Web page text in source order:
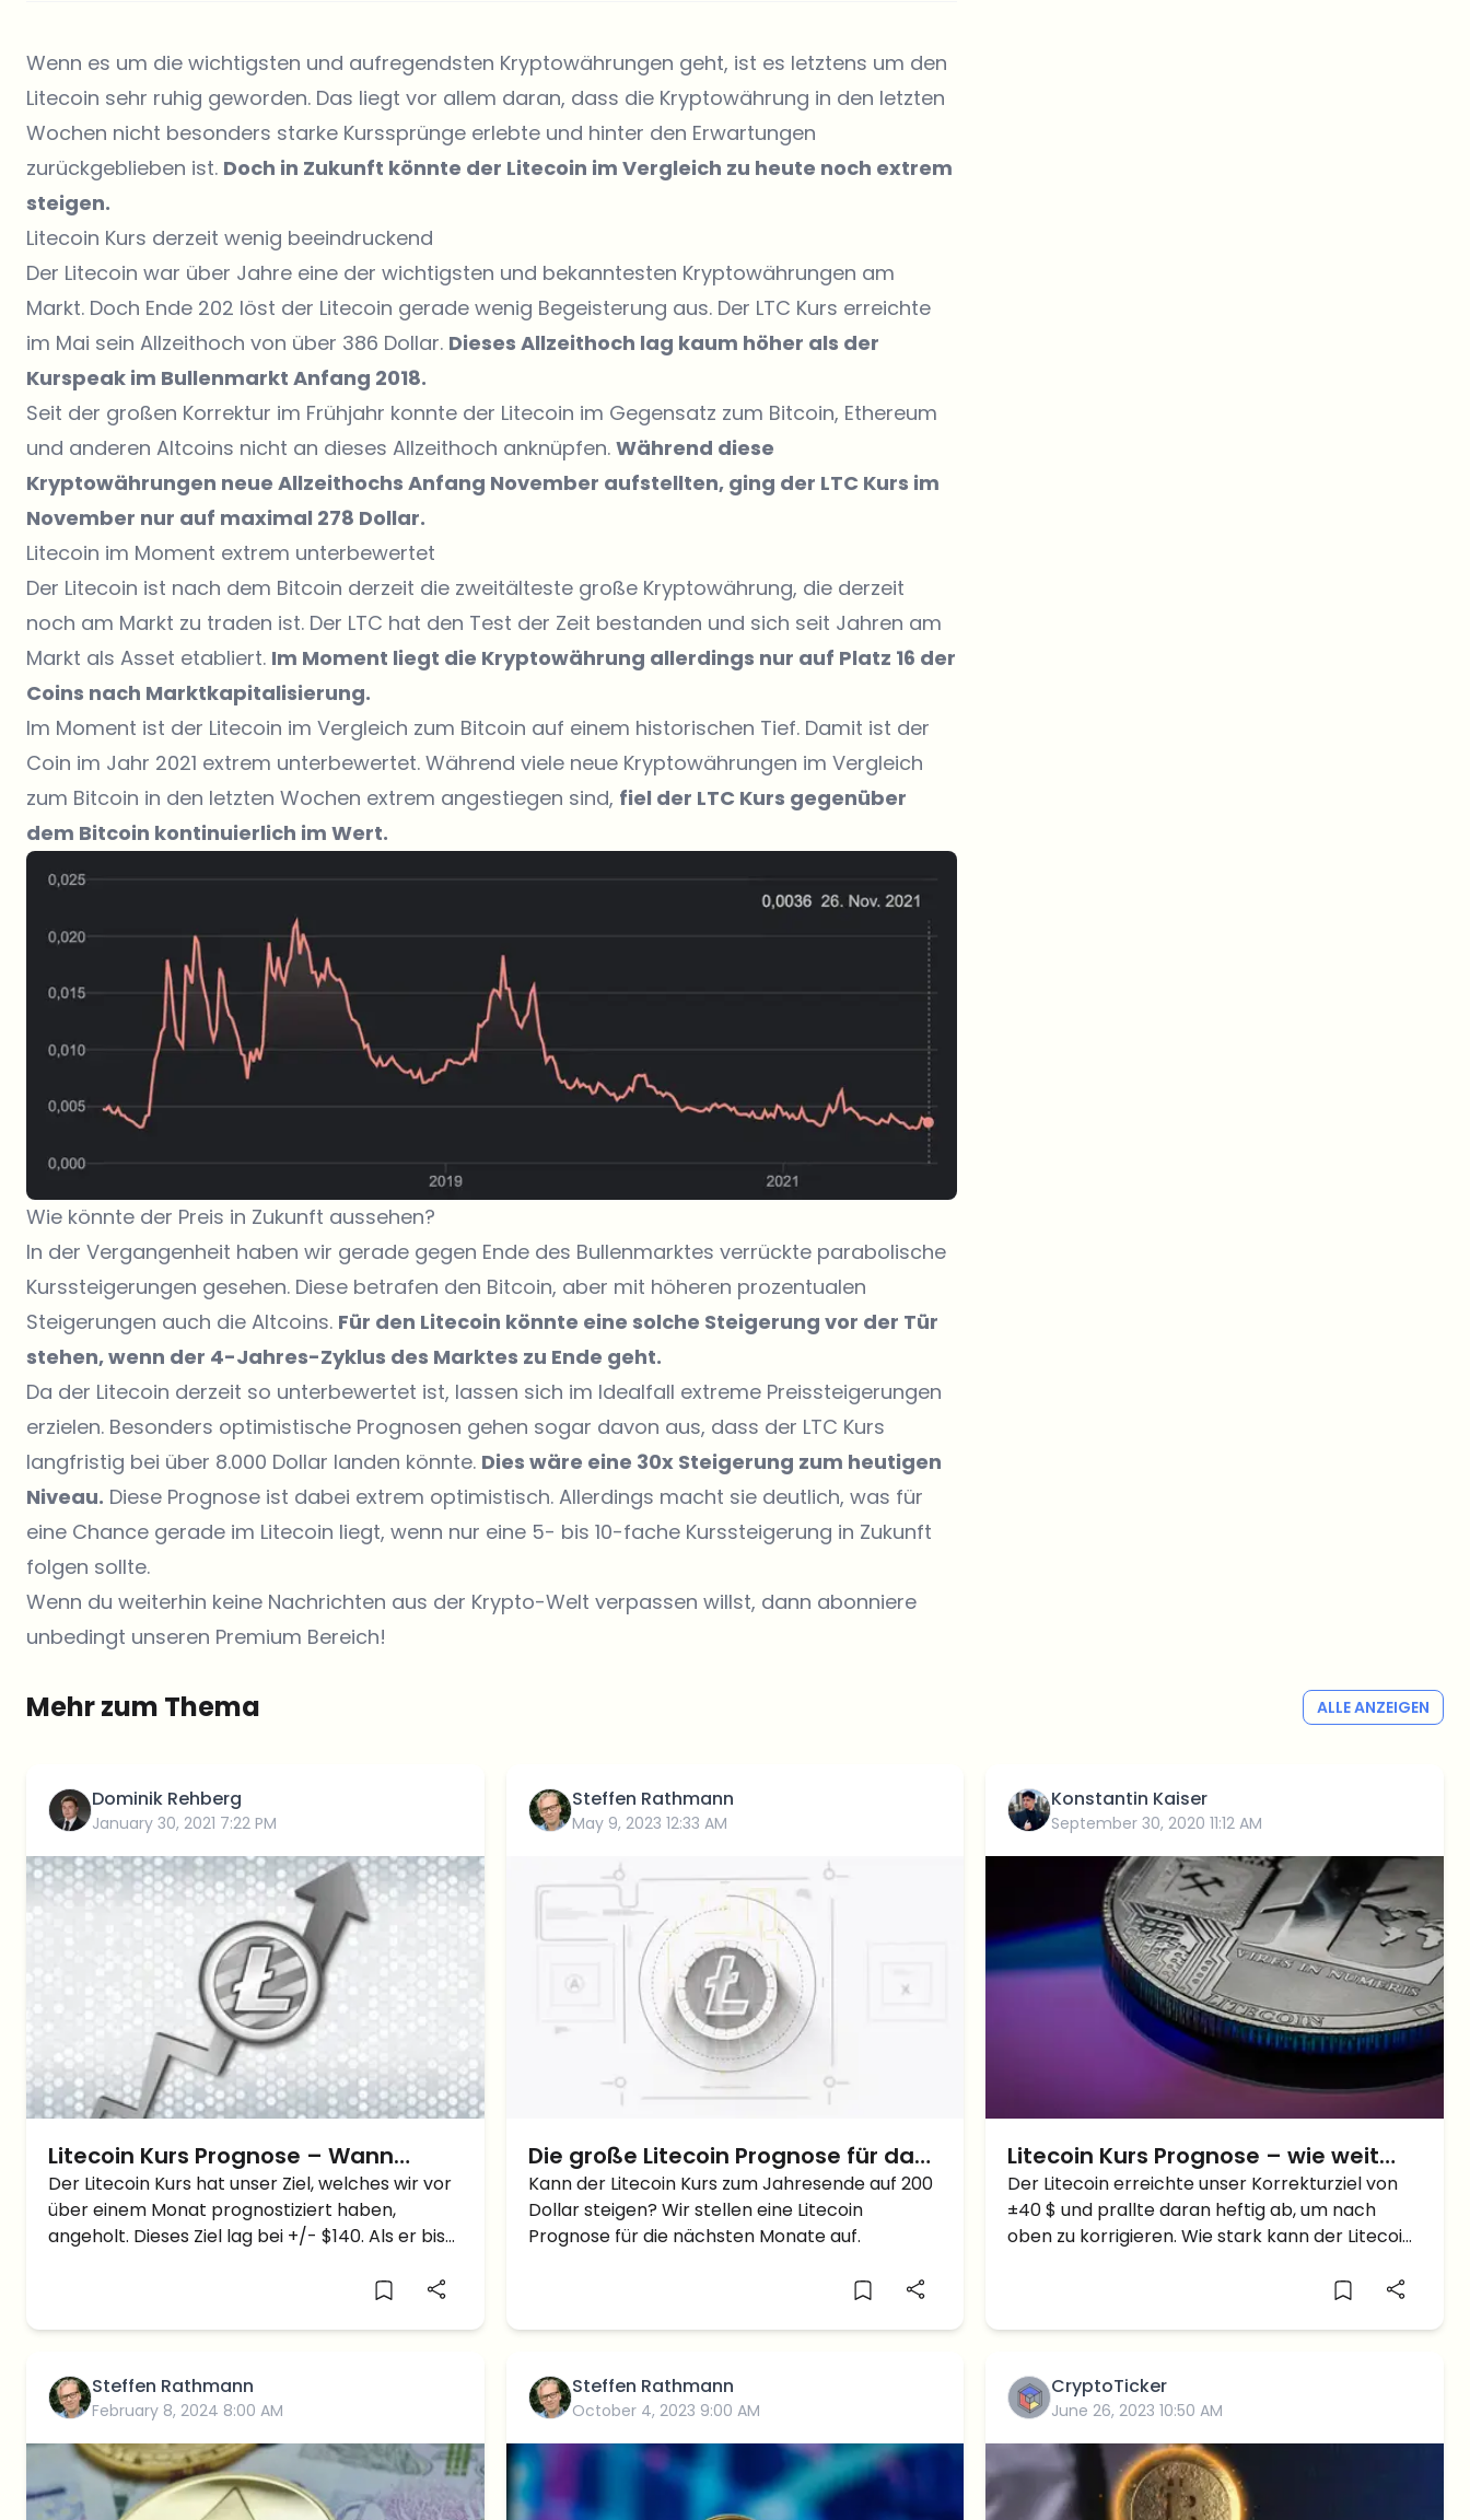
Wenn es um die wichtigsten und aufregendsten Kryptowährungen geht, ist es letztens um den
Litecoin sehr ruhig geworden. Das liegt vor allem daran, dass die Kryptowährung in den letzten
Wochen nicht besonders starke Kurssprünge erlebte und hinter den Erwartungen
zurückgeblieben ist. Doch in Zukunft könnte der Litecoin im Vergleich zu heute noch extrem
steigen.
Litecoin Kurs derzeit wenig beeindruckend
Der Litecoin war über Jahre eine der wichtigsten und bekanntesten Kryptowährungen am
Markt. Doch Ende 202 löst der Litecoin gerade wenig Begeisterung aus. Der LTC Kurs erreichte
im Mai sein Allzeithoch von über 386 Dollar. Dieses Allzeithoch lag kaum höher als der
Kurspeak im Bullenmarkt Anfang 2018.
Seit der großen Korrektur im Frühjahr konnte der Litecoin im Gegensatz zum Bitcoin, Ethereum
und anderen Altcoins nicht an dieses Allzeithoch anknüpfen. Während diese
Kryptowährungen neue Allzeithochs Anfang November aufstellten, ging der LTC Kurs im
November nur auf maximal 278 Dollar.
Litecoin im Moment extrem unterbewertet
Der Litecoin ist nach dem Bitcoin derzeit die zweitälteste große Kryptowährung, die derzeit
noch am Markt zu traden ist. Der LTC hat den Test der Zeit bestanden und sich seit Jahren am
Markt als Asset etabliert. Im Moment liegt die Kryptowährung allerdings nur auf Platz 16 der
Coins nach Marktkapitalisierung.
Im Moment ist der Litecoin im Vergleich zum Bitcoin auf einem historischen Tief. Damit ist der
Coin im Jahr 2021 extrem unterbewertet. Während viele neue Kryptowährungen im Vergleich
zum Bitcoin in den letzten Wochen extrem angestiegen sind, fiel der LTC Kurs gegenüber
dem Bitcoin kontinuierlich im Wert.
Wie könnte der Preis in Zukunft aussehen?
In der Vergangenheit haben wir gerade gegen Ende des Bullenmarktes verrückte parabolische
Kurssteigerungen gesehen. Diese betrafen den Bitcoin, aber mit höheren prozentualen
Steigerungen auch die Altcoins. Für den Litecoin könnte eine solche Steigerung vor der Tür
stehen, wenn der 4-Jahres-Zyklus des Marktes zu Ende geht.
Da der Litecoin derzeit so unterbewertet ist, lassen sich im Idealfall extreme Preissteigerungen
erzielen. Besonders optimistische Prognosen gehen sogar davon aus, dass der LTC Kurs
langfristig bei über 8.000 Dollar landen könnte. Dies wäre eine 30x Steigerung zum heutigen
Niveau. Diese Prognose ist dabei extrem optimistisch. Allerdings macht sie deutlich, was für
eine Chance gerade im Litecoin liegt, wenn nur eine 5- bis 10-fache Kurssteigerung in Zukunft
folgen sollte.
Wenn du weiterhin keine Nachrichten aus der Krypto-Welt verpassen willst, dann abonniere
unbedingt unseren Premium Bereich!
Mehr zum Thema ALLE ANZEIGEN
Dominik Rehberg
January 30, 2021 7:22 PM
Litecoin Kurs Prognose – Wann
können wir von neuen
Höchstständen ausgehen?
Der Litecoin Kurs hat unser Ziel, welches wir vor
über einem Monat prognostiziert haben,
angeholt. Dieses Ziel lag bei +/- $140. Als er bis
konnte der Litecoin Kurs noch weitere $45,
Steffen Rathmann
May 9, 2023 12:33 AM
Die große Litecoin Prognose für das
Jahresende 2023 – Kann der LTC bis
Dezember auf 200 Dollar steigen?
Kann der Litecoin Kurs zum Jahresende auf 200
Dollar steigen? Wir stellen eine Litecoin
Prognose für die nächsten Monate auf.
Konstantin Kaiser
September 30, 2020 11:12 AM
Litecoin Kurs Prognose – wie weit
steigt der LTC Kurs jetzt?
Der Litecoin erreichte unser Korrekturziel von
±40 $ und prallte daran heftig ab, um nach
oben zu korrigieren. Wie stark kann der Litecoin
Bitcoin Kurs Prognose auf YouTube an! In der
Steffen Rathmann
February 8, 2024 8:00 AM
Steffen Rathmann
October 4, 2023 9:00 AM
CryptoTicker
June 26, 2023 10:50 AM